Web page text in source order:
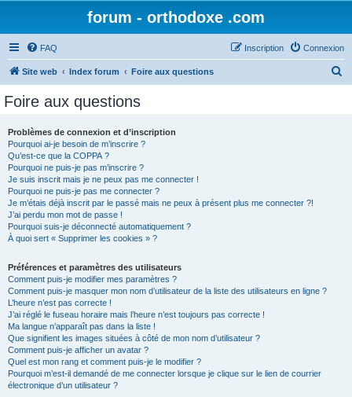
forum - orthodoxe .com
FAQ Connexion
Inscription
Site web Index forum Foire aux questions
Foire aux questions
Problèmes de connexion et d’inscription
Pourquoi ai-je besoin de m’inscrire ?
Qu’est-ce que la COPPA ?
Pourquoi ne puis-je pas m’inscrire ?
Je suis inscrit mais je ne peux pas me connecter !
Pourquoi ne puis-je pas me connecter ?
Je m’étais déjà inscrit par le passé mais ne peux à présent plus me connecter ?!
J’ai perdu mon mot de passe !
Pourquoi suis-je déconnecté automatiquement ?
À quoi sert « Supprimer les cookies » ?
Préférences et paramètres des utilisateurs
Comment puis-je modifier mes paramètres ?
Comment puis-je masquer mon nom d’utilisateur de la liste des utilisateurs en ligne ?
L’heure n’est pas correcte !
J’ai réglé le fuseau horaire mais l’heure n’est toujours pas correcte !
Ma langue n’apparaît pas dans la liste !
Que signifient les images situées à côté de mon nom d’utilisateur ?
Comment puis-je afficher un avatar ?
Quel est mon rang et comment puis-je le modifier ?
Pourquoi m’est-il demandé de me connecter lorsque je clique sur le lien de courrier
électronique d’un utilisateur ?